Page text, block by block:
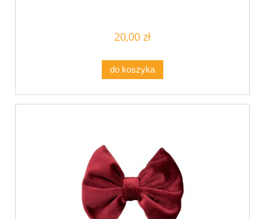
20,00 zł
do koszyka